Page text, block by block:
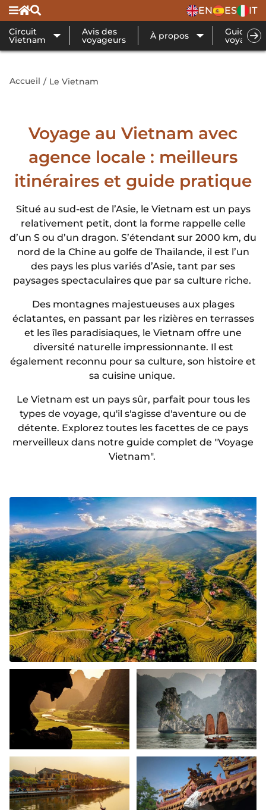
EN ES IT
Circuit
Vietnam
Avis des
voyageurs À propos Guide de
voyage
Accueil Le Vietnam
Voyage au Vietnam avec
agence locale : meilleurs
itinéraires et guide pratique
Situé au sud-est de l’Asie, le Vietnam est un pays
relativement petit, dont la forme rappelle celle
d’un S ou d’un dragon. S’étendant sur 2000 km, du
nord de la Chine au golfe de Thaïlande, il est l’un
des pays les plus variés d’Asie, tant par ses
paysages spectaculaires que par sa culture riche.
Des montagnes majestueuses aux plages
éclatantes, en passant par les rizières en terrasses
et les îles paradisiaques, le Vietnam offre une
diversité naturelle impressionnante. Il est
également reconnu pour sa culture, son histoire et
sa cuisine unique.
Le Vietnam est un pays sûr, parfait pour tous les
types de voyage, qu'il s'agisse d'aventure ou de
détente. Explorez toutes les facettes de ce pays
merveilleux dans notre guide complet de "Voyage
Vietnam".